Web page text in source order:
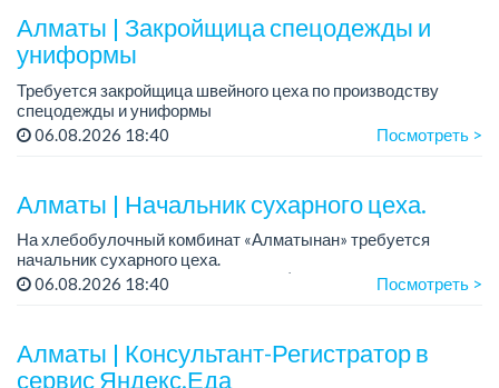
Алматы | Закройщица спецодежды и
униформы
Требуется закройщица швейного цеха по производству
спецодежды и униформы
Рабочий день с 9:00 до 18:00
06.08.2026 18:40 Посмотреть >
Алматы | Начальник сухарного цеха.
На хлебобулочный комбинат «Алматынан» требуется
начальник сухарного цеха.
Зарплата: от 300 000 тенге на руки (обсуждается на
Требования: оп...
06.08.2026 18:40 Посмотреть >
Алматы | Консультант-Регистратор в
сервис Яндекс.Еда